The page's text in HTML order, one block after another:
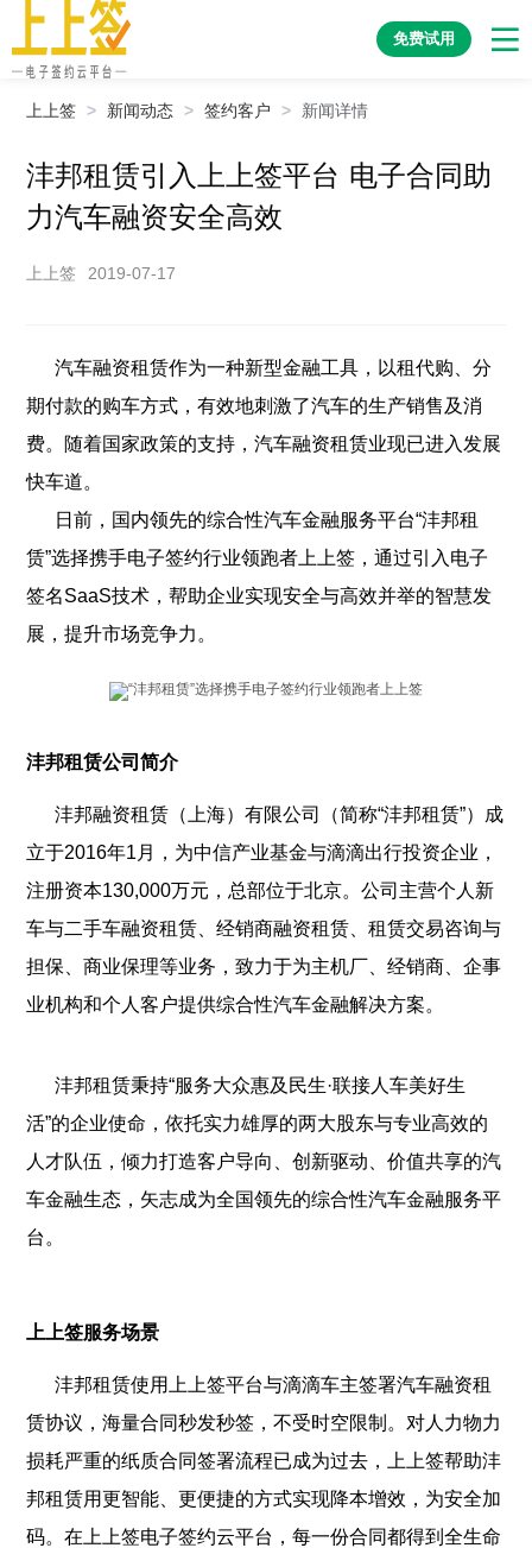
免费试用
上上签 > 新闻动态 > 签约客户 > 新闻详情
沣邦租赁引入上上签平台 电子合同助
力汽车融资安全高效
上上签 2019-07-17
汽车融资租赁作为一种新型金融工具，以租代购、分
期付款的购车方式，有效地刺激了汽车的生产销售及消
费。随着国家政策的支持，汽车融资租赁业现已进入发展
快车道。
日前，国内领先的综合性汽车金融服务平台“沣邦租
赁”选择携手电子签约行业领跑者上上签，通过引入电子
签名SaaS技术，帮助企业实现安全与高效并举的智慧发
展，提升市场竞争力。
沣邦租赁公司简介
沣邦融资租赁（上海）有限公司（简称“沣邦租赁”）成
立于2016年1月，为中信产业基金与滴滴出行投资企业，
注册资本130,000万元，总部位于北京。公司主营个人新
车与二手车融资租赁、经销商融资租赁、租赁交易咨询与
担保、商业保理等业务，致力于为主机厂、经销商、企事
业机构和个人客户提供综合性汽车金融解决方案。
沣邦租赁秉持“服务大众惠及民生·联接人车美好生
活”的企业使命，依托实力雄厚的两大股东与专业高效的
人才队伍，倾力打造客户导向、创新驱动、价值共享的汽
车金融生态，矢志成为全国领先的综合性汽车金融服务平
台。
上上签服务场景
沣邦租赁使用上上签平台与滴滴车主签署汽车融资租
赁协议，海量合同秒发秒签，不受时空限制。对人力物力
损耗严重的纸质合同签署流程已成为过去，上上签帮助沣
邦租赁用更智能、更便捷的方式实现降本增效，为安全加
码。在上上签电子签约云平台，每一份合同都得到全生命